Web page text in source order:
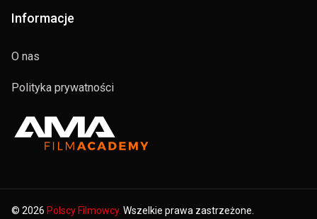
Informacje
O nas
Polityka prywatności
© 2026 Polscy Filmowcy. Wszelkie prawa zastrzeżone.